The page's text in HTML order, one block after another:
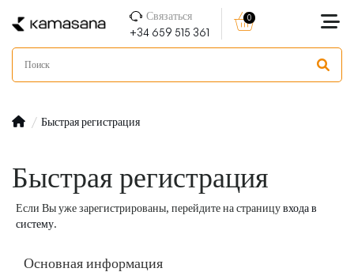
Связаться
+34 659 515 361
0
Быстрая регистрация
Быстрая регистрация
Если Вы уже зарегистрированы, перейдите на страницувхода в
систему.
Основная информация